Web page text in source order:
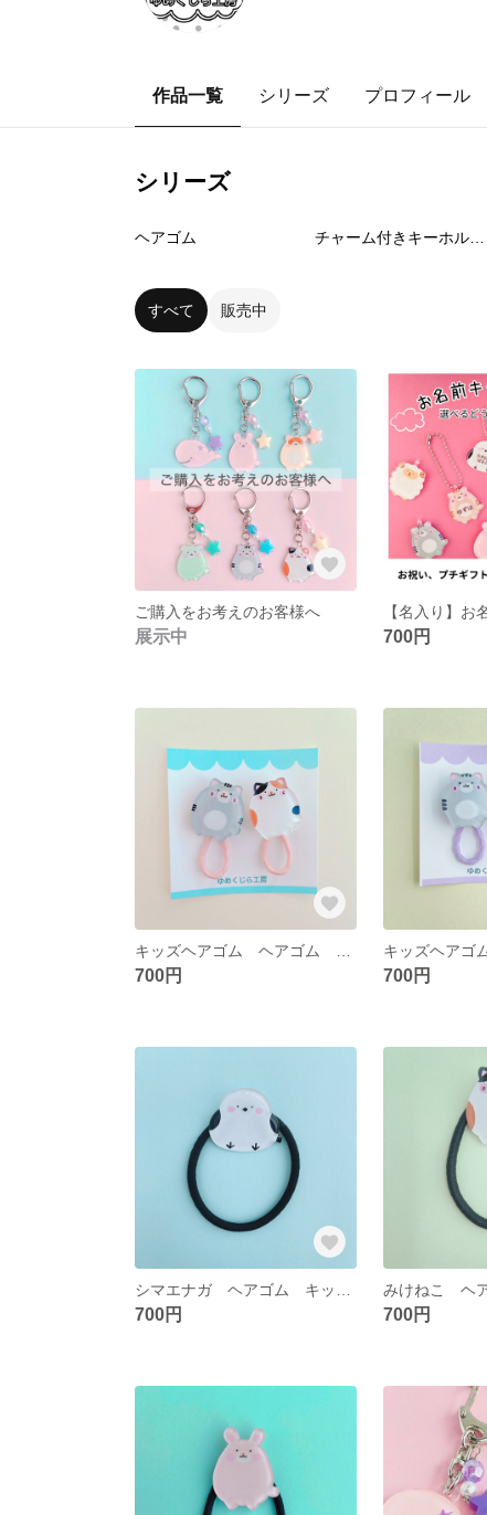
作品一覧 シリーズ プロフィール
シリーズ
ヘアゴム
すべて 販売中
ご購入をお考えのお客様へ
展示中 700円
700円 700円
700円 700円